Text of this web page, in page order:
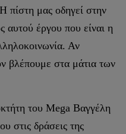
πίστη μας οδηγεί στην
αυτού έργου που είναι η
Αν
βλέπουμε στα μάτια των
του Mega Βαγγέλη
στις δράσεις της